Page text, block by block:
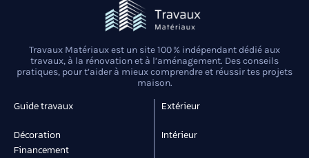
Travaux Matériaux est un site 100 % indépendant dédié aux
travaux, à la rénovation et à l’aménagement. Des conseils
pratiques, pour t’aider à mieux comprendre et réussir tes projets
maison.
Guide travaux
Décoration
Extérieur
Intérieur
Financement